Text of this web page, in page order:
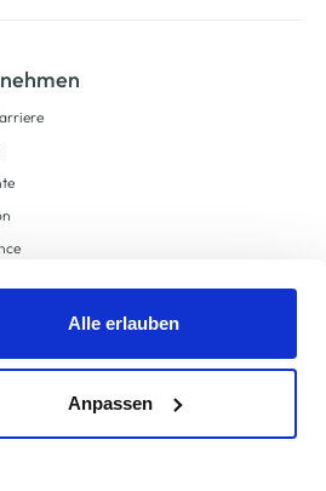
Alle erlauben
Anpassen
Due Diligence